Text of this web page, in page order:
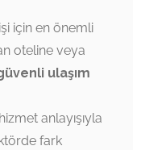
için en önemli
oteline veya
ulaşım
anlayışıyla
fark